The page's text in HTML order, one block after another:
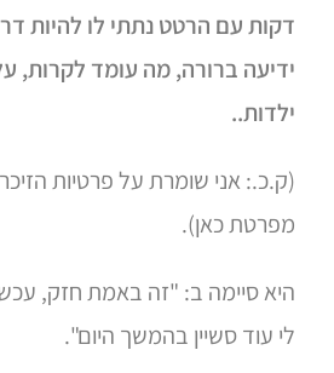
דקות עם הרטט נתתי לו להיות
ידיעה ברורה, מה עומד לקרות,
ילדות..
(ק.כ.: אני שומרת על פרטיות
מפרטת כאן).
היא סיימה ב: "זה באמת חזק,
לי עוד סשיין בהמשך היום".